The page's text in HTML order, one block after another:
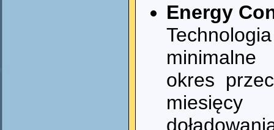
Energy
minimalne
okres
miesięcy